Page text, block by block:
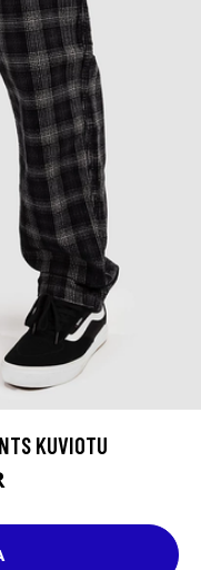
KUVIOTU